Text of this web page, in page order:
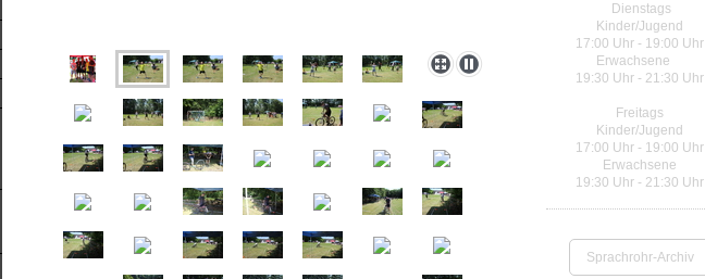
Dienstags
Kinder/Jugend
17:00 Uhr - 19:00 Uhr
Erwachsene
19:30 Uhr - 21:30 Uhr
Freitags
Kinder/Jugend
17:00 Uhr - 19:00 Uhr
Erwachsene
19:30 Uhr - 21:30 Uhr
Sprachrohr-Archiv